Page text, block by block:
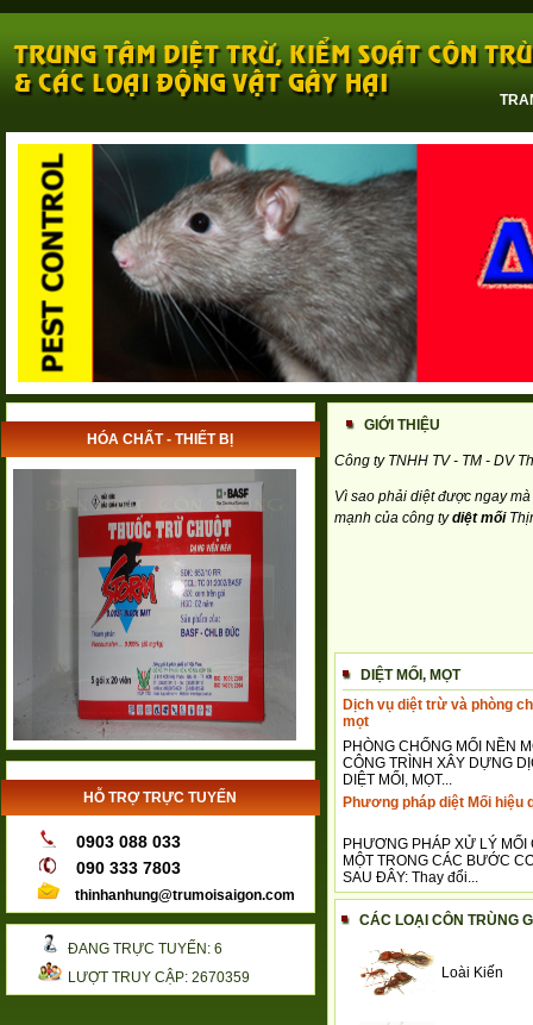
HÓA CHẤT - THIẾT BỊ
HỖ TRỢ TRỰC TUYẾN
0903 088 033
090 333 7803
thinhanhung@trumoisaigon.com
ĐANG TRỰC TUYẾN: 6
LƯỢT TRUY CẬP: 2670359
GIỚI THIỆU
Công ty TNHH TV - TM - DV
Vì sao phải diệt được ngay
mạnh của công tydiệt mối
DIỆT MỐI, MỌT
Dịch vụ diệt trừ và phòng
mọt
PHÒNG CHỐNG MỐI NỀN
CÔNG TRÌNH XÂY DỰNG
DIỆT MỐI, MỌT...
Phương pháp diệt Mối hiệu
PHƯƠNG PHÁP XỬ LÝ MỐI
MỘT TRONG CÁC BƯỚC
SAU ĐÂY: Thay đổi...
CÁC LOẠI CÔN TRÙNG
Loài Kiến